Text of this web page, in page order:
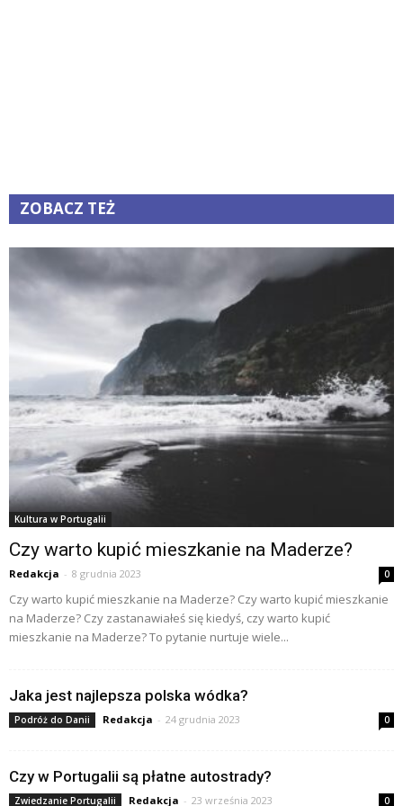
ZOBACZ TEŻ
Kultura w Portugalii
Czy warto kupić mieszkanie na Maderze?
Redakcja - 8 grudnia 2023 0
Czy warto kupić mieszkanie na Maderze? Czy warto kupić mieszkanie
na Maderze? Czy zastanawiałeś się kiedyś, czy warto kupić
mieszkanie na Maderze? To pytanie nurtuje wiele...
Jaka jest najlepsza polska wódka?
Podróż do Danii Redakcja - 24 grudnia 2023 0
Czy w Portugalii są płatne autostrady?
Zwiedzanie Portugalii Redakcja - 23 września 2023 0